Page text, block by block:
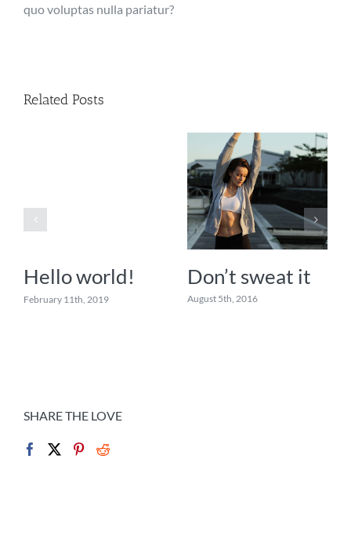
quo voluptas nulla pariatur?
Related Posts
Hello world!
February 11th, 2019
Don’t sweat it
August 5th, 2016
SHARE THE LOVE